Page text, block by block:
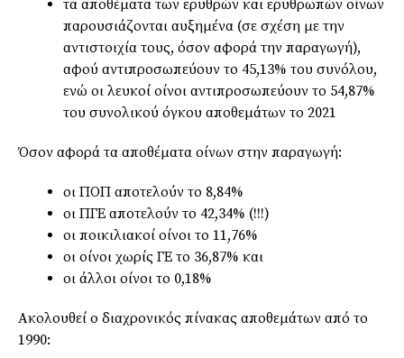
τα αποθέματα των ερυθρών και ερυθρωπών οίνων
παρουσιάζονται αυξημένα (σε σχέση με την
αντιστοιχία τους, όσον αφορά την παραγωγή),
αφού αντιπροσωπεύουν το 45,13% του συνόλου,
ενώ οι λευκοί οίνοι αντιπροσωπεύουν το 54,87%
του συνολικού όγκου αποθεμάτων το 2021
Όσον αφορά τα αποθέματα οίνων στην παραγωγή:
οι ΠΟΠ αποτελούν το 8,84%
οι ΠΓΕ αποτελούν το 42,34% (!!!)
οι ποικιλιακοί οίνοι το 11,76%
οι οίνοι χωρίς ΓΕ το 36,87% και
οι άλλοι οίνοι το 0,18%
Ακολουθεί ο διαχρονικός πίνακας αποθεμάτων από το
1990: